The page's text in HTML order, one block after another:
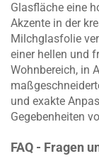
Glasfläche eine
Akzente in der
Milchglasfolie
einer hellen und
Wohnbereich, in
und exakte
Gegebenheiten
FAQ - Fragen